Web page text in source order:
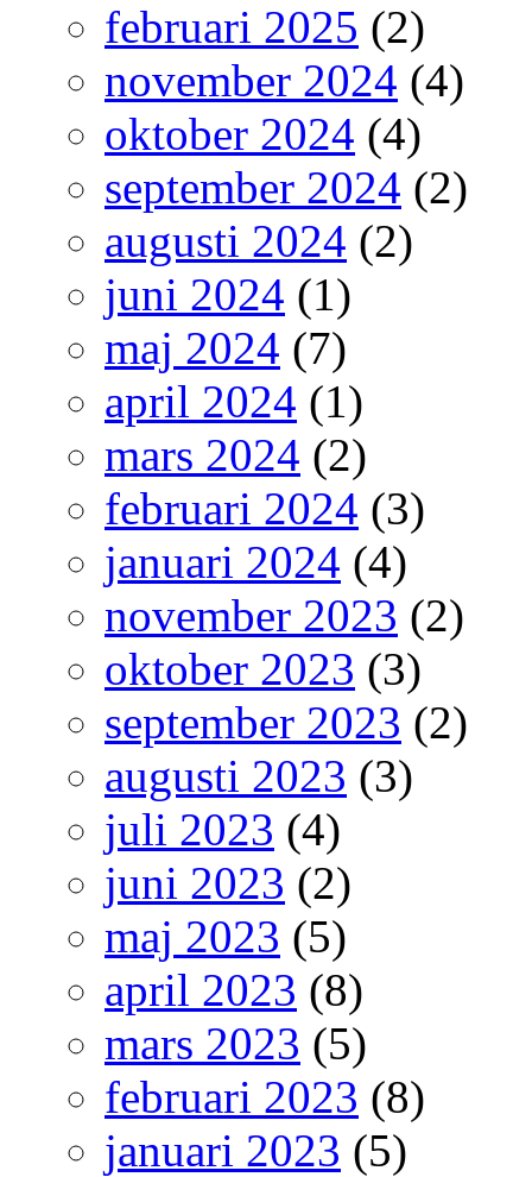
februari 2025 (2)
november 2024 (4)
oktober 2024 (4)
september 2024 (2)
augusti 2024 (2)
juni 2024 (1)
maj 2024 (7)
april 2024 (1)
mars 2024 (2)
februari 2024 (3)
januari 2024 (4)
november 2023 (2)
oktober 2023 (3)
september 2023 (2)
augusti 2023 (3)
juli 2023 (4)
juni 2023 (2)
maj 2023 (5)
april 2023 (8)
mars 2023 (5)
februari 2023 (8)
januari 2023 (5)